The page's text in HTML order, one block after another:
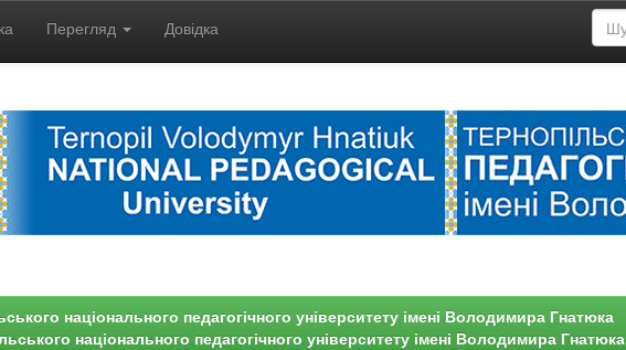
Перегляд Довідка
національного педагогічного університету імені Володимира Гнатюка
національного педагогічного університету імені Володимира Гнатюка